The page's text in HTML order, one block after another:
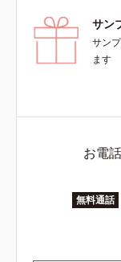
サン
サン
ます
お電
無料通話